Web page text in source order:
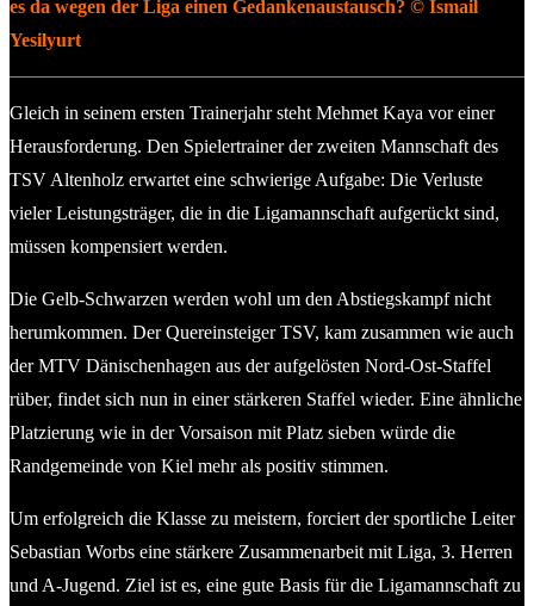
es da wegen der Liga einen Gedankenaustausch? © Ismail
Yesilyurt
Gleich in seinem ersten Trainerjahr steht Mehmet Kaya vor einer
Herausforderung. Den Spielertrainer der zweiten Mannschaft des
TSV Altenholz erwartet eine schwierige Aufgabe: Die Verluste
vieler Leistungsträger, die in die Ligamannschaft aufgerückt sind,
müssen kompensiert werden.
Die Gelb-Schwarzen werden wohl um den Abstiegskampf nicht
herumkommen. Der Quereinsteiger TSV, kam zusammen wie auch
der MTV Dänischenhagen aus der aufgelösten Nord-Ost-Staffel
rüber, findet sich nun in einer stärkeren Staffel wieder. Eine ähnliche
Platzierung wie in der Vorsaison mit Platz sieben würde die
Randgemeinde von Kiel mehr als positiv stimmen.
Um erfolgreich die Klasse zu meistern, forciert der sportliche Leiter
Sebastian Worbs eine stärkere Zusammenarbeit mit Liga, 3. Herren
und A-Jugend. Ziel ist es, eine gute Basis für die Ligamannschaft zu